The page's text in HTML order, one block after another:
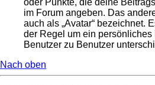
oder Punkte, die deine
im Forum angeben. Das
auch als „Avatar“ bezeichnet.
der Regel um ein
Benutzer zu Benutzer
Nach oben